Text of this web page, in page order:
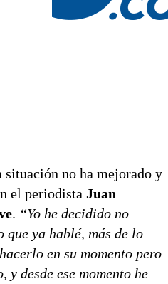
no ha mejorado y
el periodista Juan
. “Yo he decidido no
que ya hablé, más de lo
en su momento pero
y desde ese momento he